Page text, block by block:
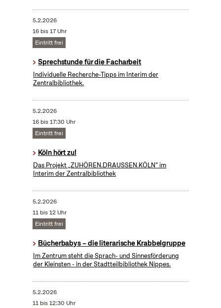
5.2.2026
16 bis 17 Uhr
Eintritt frei
Sprechstunde für die Facharbeit
Individuelle Recherche-Tipps im Interim der
Zentralbibliothek.
5.2.2026
16 bis 17:30 Uhr
Eintritt frei
Köln hört zu!
Das Projekt „ZUHÖREN.DRAUSSEN.KÖLN“ im
Interim der Zentralbibliothek
5.2.2026
11 bis 12 Uhr
Eintritt frei
Bücherbabys – die literarische Krabbelgruppe
Im Zentrum steht die Sprach- und Sinnesförderung
der Kleinsten - in der Stadtteilbibliothek Nippes.
5.2.2026
11 bis 12:30 Uhr